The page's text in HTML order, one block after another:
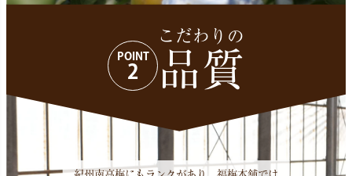
POINT
2
こだわりの
品質